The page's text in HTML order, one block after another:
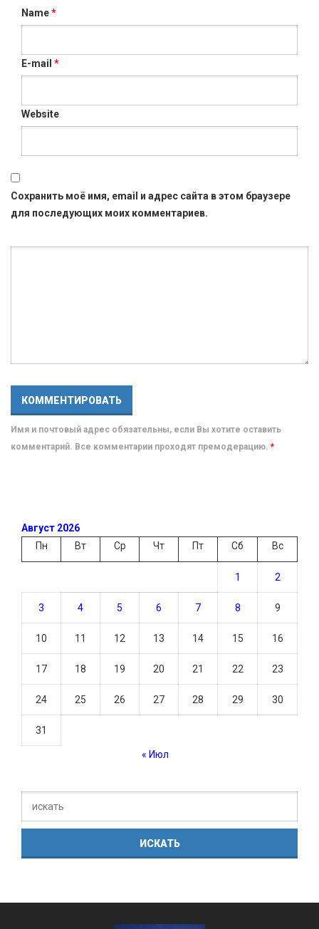
Name*
E-mail *
Website
Сохранить моё имя, email и адрес сайта в этом браузере
для последующих моих комментариев.
Имя и почтовый адрес обязательны, если Вы хотите оставить
комментарий. Все комментарии проходят премодерацию. *
Август 2026
Пн
Вт Ср Чт Пт Сб Вс
1 2
3 4 5 6 7 8 9
10 11 12 13 14 15 16
17 18 19 20 21 22 23
24 25 26 27 28 29 30
31
« Июл